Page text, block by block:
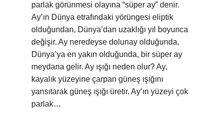
parlak görünmesi olayına “süper ay” denir.
Ay’ın Dünya etrafındaki yörüngesi eliptik
olduğundan, Dünya’dan uzaklığı yıl boyunca
değişir. Ay neredeyse dolunay olduğunda,
Dünya’ya en yakın olduğunda, bir süper ay
meydana gelir. Ay ışığı neden olur? Ay,
kayalık yüzeyine çarpan güneş ışığını
yansıtarak güneş ışığı üretir. Ay’ın yüzeyi çok
parlak…